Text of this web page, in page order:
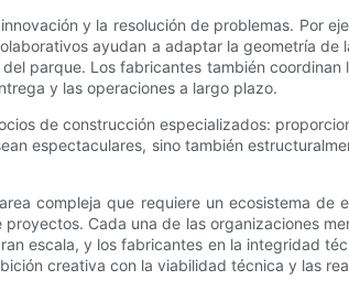
y la resolución de problemas. Por
ayudan a adaptar la geometría
parque. Los fabricantes también
y las operaciones a largo plazo.
de construcción especializados:
espectaculares, sino también
compleja que requiere un ecosistema
Cada una de las organizaciones
escala, y los fabricantes en la integridad
creativa con la viabilidad técnica y las